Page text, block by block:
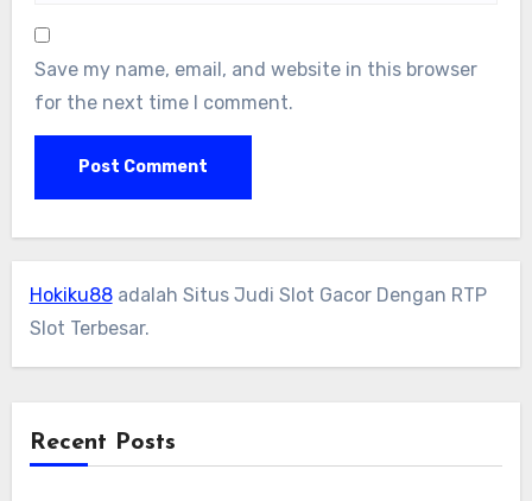
Save my name, email, and website in this browser
for the next time I comment.
Hokiku88adalah Situs Judi Slot Gacor Dengan RTP
Slot Terbesar.
Recent Posts